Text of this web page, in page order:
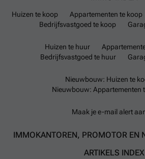
Huizen te koop Appartementen te koop
Bedrijfsvastgoed te koop
Huizen te huur
Bedrijfsvastgoed te huur
Nieuwbouw: Huizen te
Nieuwbouw: Appartementen
Maak je e-mail alert
IMMOKANTOREN, PROMOTOR EN
ARTIKELS INDEX